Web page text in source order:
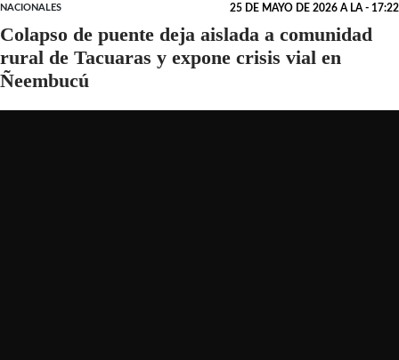
NACIONALES 25 DE MAYO DE 2026 A LA - 17:22
Colapso de puente deja aislada a comunidad
rural de Tacuaras y expone crisis vial en
Ñeembucú